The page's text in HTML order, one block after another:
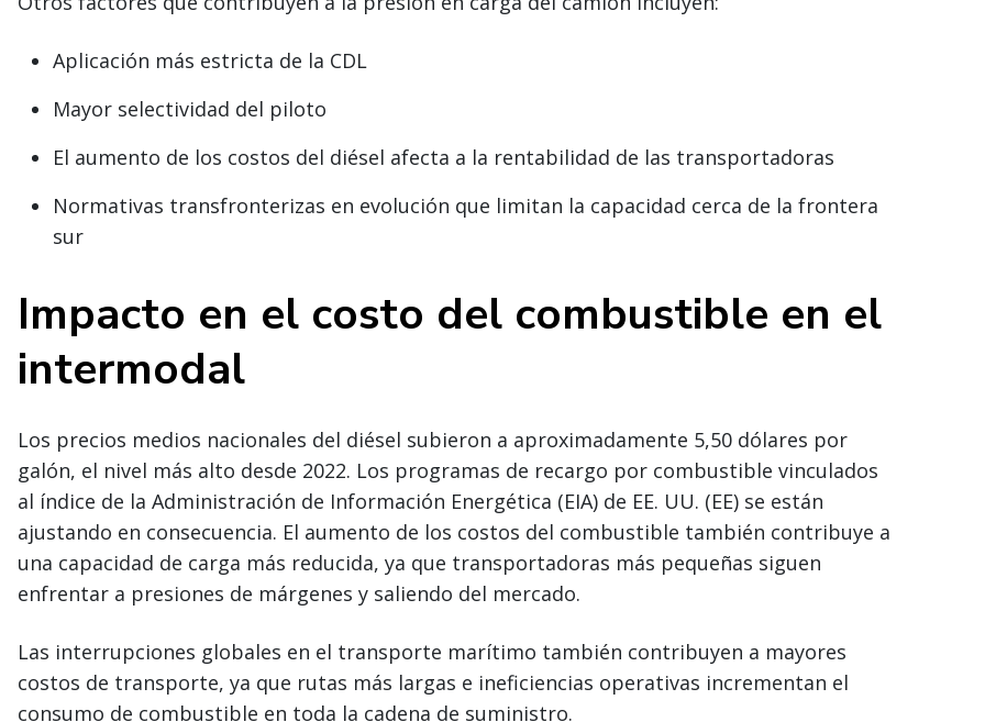
Aplicación más estricta de la CDL
Mayor selectividad del piloto
El aumento de los costos del diésel afecta a la rentabilidad de las transportadoras
Normativas transfronterizas en evolución que limitan la capacidad cerca de la frontera
sur
Impacto en el costo del combustible en el
intermodal
Los precios medios nacionales del diésel subieron a aproximadamente 5,50 dólares por
galón, el nivel más alto desde 2022. Los programas de recargo por combustible vinculados
al índice de la Administración de Información Energética (EIA) de EE. UU. (EE) se están
ajustando en consecuencia. El aumento de los costos del combustible también contribuye a
una capacidad de carga más reducida, ya que transportadoras más pequeñas siguen
enfrentar a presiones de márgenes y saliendo del mercado.
Las interrupciones globales en el transporte marítimo también contribuyen a mayores
costos de transporte, ya que rutas más largas e ineficiencias operativas incrementan el
consumo de combustible en toda la cadena de suministro.